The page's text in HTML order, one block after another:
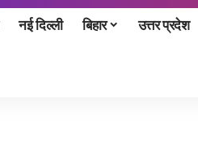
नई दिल्ली बिहार उत्तर प्रदेश